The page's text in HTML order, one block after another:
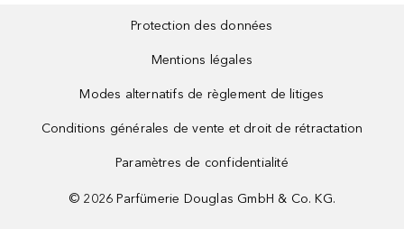
Protection des données
Mentions légales
Modes alternatifs de règlement de litiges
Conditions générales de vente et droit de rétractation
Paramètres de confidentialité
© 2026 Parfümerie Douglas GmbH & Co. KG.